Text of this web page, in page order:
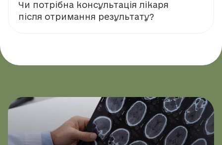
Чи потрібна консультація лікаря
після отримання результату?